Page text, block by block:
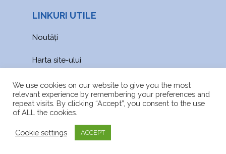
LINKURI UTILE
Noutăți
Harta site-ului
Fișiere de descărcat
We use cookies on our website to give you the most
relevant experience by remembering your preferences and
repeat visits. By clicking “Accept”, you consent to the use
of ALL the cookies.
Cookie settings ACCEPT